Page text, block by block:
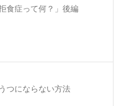
食症って何？」後編
つにならない方法